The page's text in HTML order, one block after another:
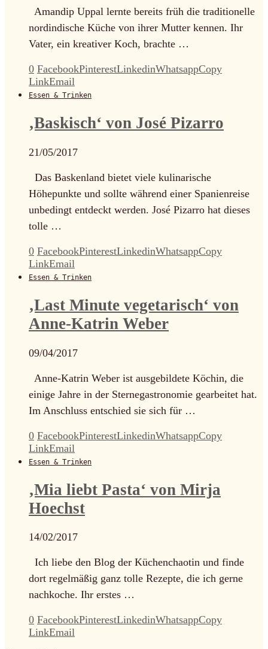
Amandip Uppal lernte bereits früh die traditionelle
nordindische Küche von ihrer Mutter kennen. Ihr
Vater, ein kreativer Koch, brachte …
0 FacebookPinterestLinkedinWhatsappCopy
LinkEmail
Essen & Trinken
‚Baskisch‘ von José Pizarro
21/05/2017
Das Baskenland bietet viele kulinarische
Höhepunkte und sollte während einer Spanienreise
unbedingt entdeckt werden. José Pizarro hat dieses
tolle …
0 FacebookPinterestLinkedinWhatsappCopy
LinkEmail
Essen & Trinken
‚Last Minute vegetarisch‘ von
Anne-Katrin Weber
09/04/2017
Anne-Katrin Weber ist ausgebildete Köchin, die
einige Jahre in der Sternegastronomie gearbeitet hat.
Im Anschluss entschied sie sich für …
0 FacebookPinterestLinkedinWhatsappCopy
LinkEmail
Essen & Trinken
‚Mia liebt Pasta‘ von Mirja
Hoechst
14/02/2017
Ich liebe den Blog der Küchenchaotin und finde
dort regelmäßig ganz tolle Rezepte, die ich gerne
nachkoche. Ihr erstes …
0 FacebookPinterestLinkedinWhatsappCopy
LinkEmail